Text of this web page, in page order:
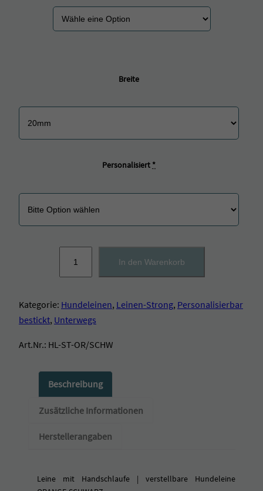
Breite
Personalisiert *
i
e
m
t
a
n
d
s
h
In den Warenkorb
Kategorie: Hundeleinen, Leinen-Strong, Personalisierbar
bestickt, Unterwegs
Art.Nr.: HL-ST-OR/SCHW
Beschreibung
Zusätzliche Informationen
Herstellerangaben
Leine mit Handschlaufe | verstellbare Hundeleine